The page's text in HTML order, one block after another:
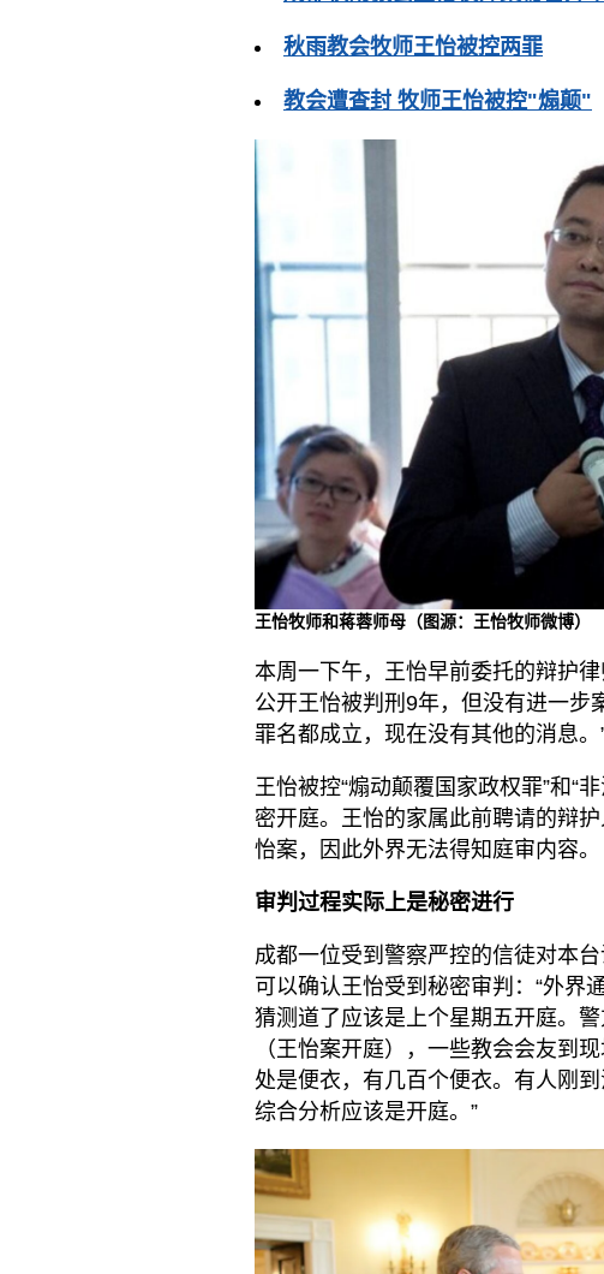
秋雨教会牧师王怡被控两罪
教会遭查封 牧师王怡被控"煽颠"
王怡牧师和蒋蓉师母（图源：王怡牧师微博）
本周一下午，王怡早前委托的辩护
公开王怡被判刑9年，但没有进一步
罪名都成立，现在没有其他的消息。
王怡被控“煽动颠覆国家政权罪”和“
密开庭。王怡的家属此前聘请的辩
怡案，因此外界无法得知庭审内容。
审判过程实际上是秘密进行
成都一位受到警察严控的信徒对本
可以确认王怡受到秘密审判：“外界
猜测道了应该是上个星期五开庭。
（王怡案开庭），一些教会会友到
处是便衣，有几百个便衣。有人刚
综合分析应该是开庭。”